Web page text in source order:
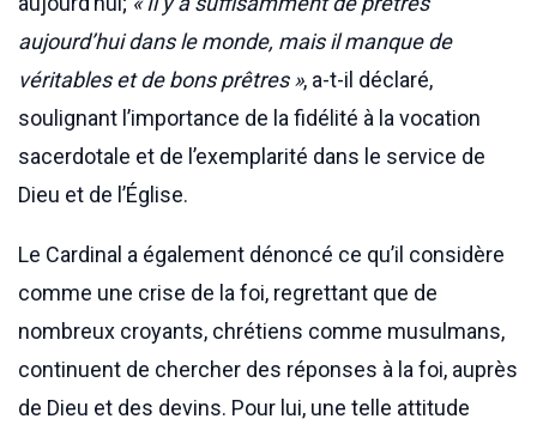
aujourd’hui dans le monde, mais il manque de
véritables et de bons prêtres », a-t-il déclaré,
soulignant l’importance de la fidélité à la vocation
sacerdotale et de l’exemplarité dans le service de
Dieu et de l’Église.
Le Cardinal a également dénoncé ce qu’il considère
comme une crise de la foi, regrettant que de
nombreux croyants, chrétiens comme musulmans,
continuent de chercher des réponses à la foi, auprès
de Dieu et des devins. Pour lui, une telle attitude